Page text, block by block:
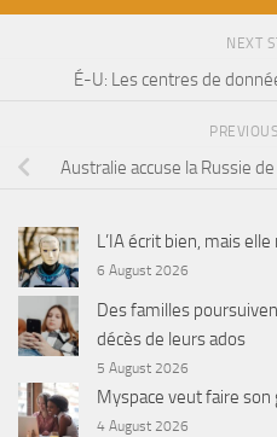
NEXT
É-U: Les centres de
Australie accuse la Russie
L’IA écrit bien, mais
6 August 2026
Des familles
décès de leurs ados
5 August 2026
Myspace veut faire
4 August 2026